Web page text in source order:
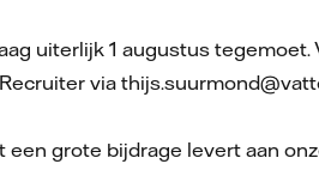
uiterlijk 1 augustus
via
grote bijdrage levert aan